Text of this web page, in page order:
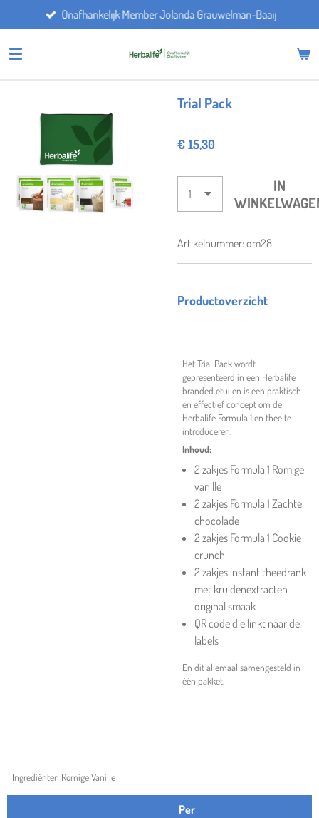
direct
naar
Onafhankelijk Member Jolanda Grauwelman-Baaij
Trial Pack
€ 15,30
IN
Artikelnummer:om28
Productoverzicht
Het Trial Pack wordt
gepresenteerd in een Herbalife
branded etui en is een praktisch
en effectief concept om de
Herbalife Formula 1 en thee te
introduceren.
Inhoud:
2 zakjes Formula 1 Romige
vanille
2 zakjes Formula 1 Zachte
chocolade
2 zakjes Formula 1 Cookie
crunch
2 zakjes instant theedrank
met kruidenextracten
original smaak
QR code die linkt naar de
labels
En dit allemaal samengesteld in
één pakket.
Ingrediënten Romige Vanille
Per